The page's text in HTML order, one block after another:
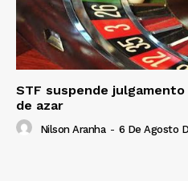
STF suspende
de azar
Nilson Aranha - 6 De Agosto